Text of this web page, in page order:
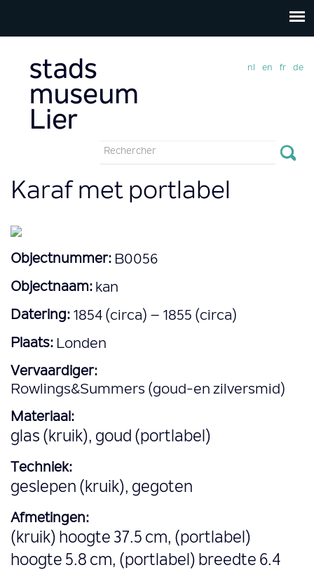
Formulaire
recherche
nl en fr de
Karaf met portlabel
Objectnummer: B0056
Objectnaam: kan
Datering: 1854 (circa) – 1855 (circa)
Plaats: Londen
Vervaardiger:
Rowlings&Summers (goud-en zilversmid)
Materiaal:
glas (kruik), goud (portlabel)
Techniek:
geslepen (kruik), gegoten
Afmetingen:
(kruik) hoogte 37.5 cm, (portlabel)
hoogte 5.8 cm, (portlabel) breedte 6.4